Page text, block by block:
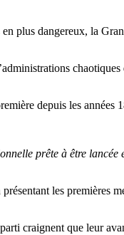
plus dangereux, la
chaotiques
depuis les années
prête à être lancée
présentant les premières
craignent que leur